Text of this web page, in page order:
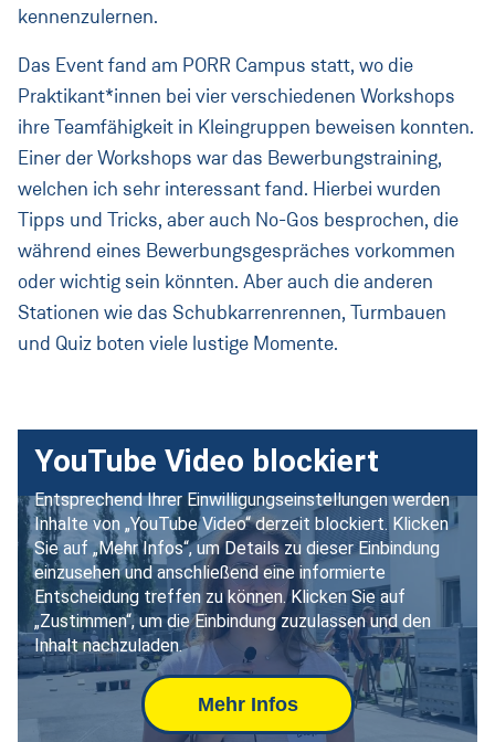
kennenzulernen.
Das Event fand am PORR Campus statt, wo die
Praktikant*innen bei vier verschiedenen Workshops
ihre Teamfähigkeit in Kleingruppen beweisen konnten.
Einer der Workshops war das Bewerbungstraining,
welchen ich sehr interessant fand. Hierbei wurden
Tipps und Tricks, aber auch No-Gos besprochen, die
während eines Bewerbungsgespräches vorkommen
oder wichtig sein könnten. Aber auch die anderen
Stationen wie das Schubkarrenrennen, Turmbauen
und Quiz boten viele lustige Momente.